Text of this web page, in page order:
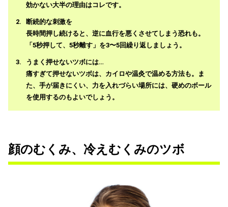
効かない大半の理由はコレです。
断続的な刺激を
長時間押し続けると、逆に血行を悪くさせてしまう恐れも。
「5秒押して、5秒離す」を3〜5回繰り返しましょう。
うまく押せないツボには…
痛すぎて押せないツボは、カイロや温灸で温める方法も。ま
た、手が届きにくい、力を入れづらい場所には、硬めのボール
を使用するのもよいでしょう。
顔のむくみ、冷えむくみのツボ